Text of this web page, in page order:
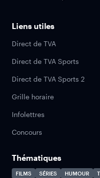
Liens utiles
Direct de TVA
Direct de TVA Sports
Direct de TVA Sports 2
Grille horaire
Infolettres
Concours
Thématiques
FILMS SÉRIES HUMOUR